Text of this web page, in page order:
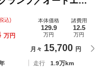
純正ＳＤナビ（Ｃ
ｈ）／バックカメラ
込)
万円
本体価格
129.9
万円
諸費用
12.5
万円
月々 15,700 円
走行
1.9万km